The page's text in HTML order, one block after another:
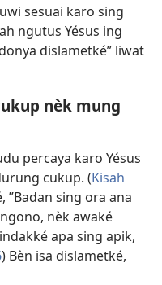
sesuai karo sing
ngutus Yésus ing
dislametké” liwat
nèk mung
percaya karo Yésus
cukup. (Kisah
”Badan sing ora ana
nèk awaké
apa sing apik,
) Bèn isa dislametké,